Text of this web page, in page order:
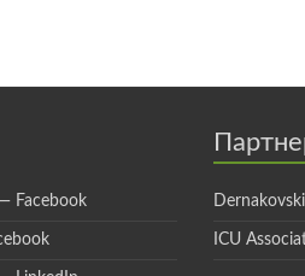
Facebook
ICU